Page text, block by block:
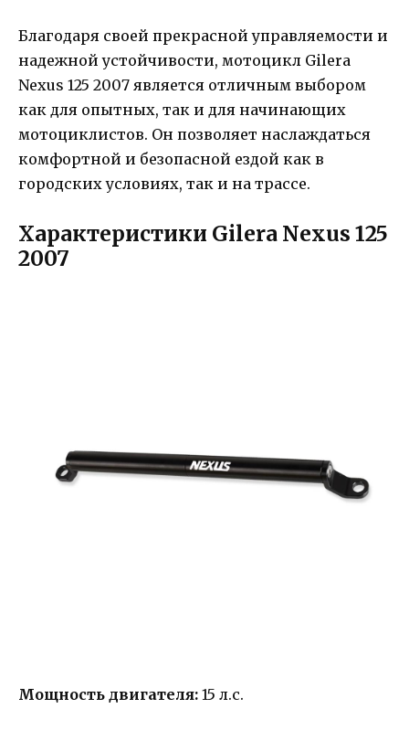
Благодаря своей прекрасной управляемости и
надежной устойчивости, мотоцикл Gilera
Nexus 125 2007 является отличным выбором
как для опытных, так и для начинающих
мотоциклистов. Он позволяет наслаждаться
комфортной и безопасной ездой как в
городских условиях, так и на трассе.
Характеристики Gilera Nexus 125
2007
Мощность двигателя: 15 л.с.